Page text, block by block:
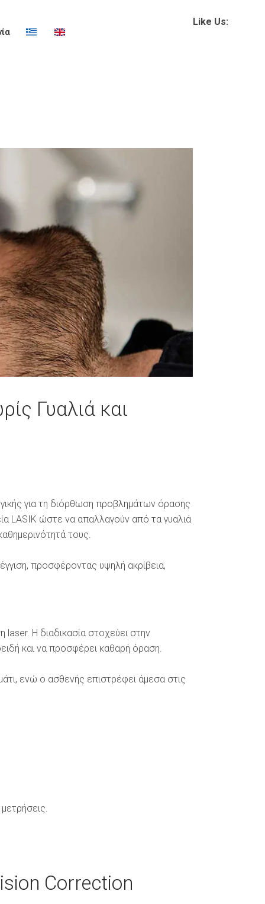
Like Us:
Γυαλιά και
για τη διόρθωση προβλημάτων όρασης
LASIK ώστε να απαλλαγούν από τα γυαλιά
τους.
προσφέροντας υψηλή ακρίβεια,
Η διαδικασία στοχεύει στην
και να προσφέρει καθαρή όραση.
ενώ ο ασθενής επιστρέφει άμεσα στις
Correction